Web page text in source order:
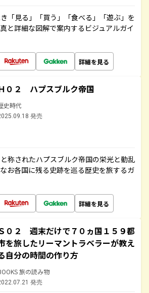
「見る」「買う」「食べる」「遊ぶ」を
と詳細な図解で案内するビジュアルガイ
詳細を見る
０２ ハプスブルク帝国
史時代
発売
と称されたハプスブルク帝国の栄光と動乱
お各国に残る史跡を巡る歴史を旅するガ
詳細を見る
０２ 週末だけで７０ヵ国１５９都
を旅したリーマントラベラーが教え
自分の時間の作り方
旅の読み物
発売